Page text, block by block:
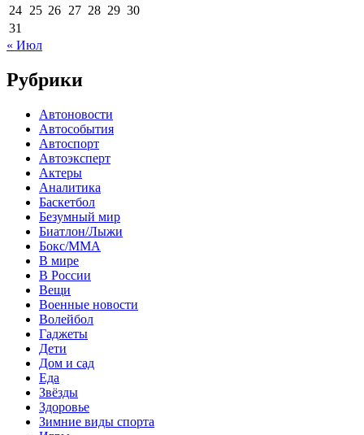
24 25 26 27 28 29 30
31
« Июл
Рубрики
Автоновости
Автособытия
Автоспорт
Автоэксперт
Актеры
Аналитика
Баскетбол
Безумный мир
Биатлон/Лыжи
Бокс/MMA
В мире
В России
Вещи
Военные новости
Волейбол
Гаджеты
Дети
Дом и сад
Еда
Звёзды
Здоровье
Зимние виды спорта